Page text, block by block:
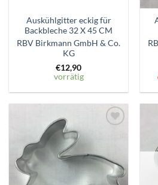
Auskühlgitter eckig für
Backbleche 32 X 45 CM
RBV Birkmann GmbH & Co.
KG
€12,90
vorrätig